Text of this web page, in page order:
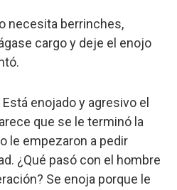
necesita berrinches,
cargo y deje el enojo
enojado y agresivo el
que se le terminó la
le empezaron a pedir
¿Qué pasó con el hombre
Se enoja porque le